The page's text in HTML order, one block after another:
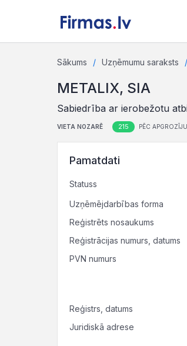
Sākums Uzņēmumu saraksts
METALIX, SIA
Sabiedrība ar ierobežotu
VIETA NOZARĒ 215 PĒC
Pamatdati
Statuss
Uzņēmējdarbības forma
Reģistrēts nosaukums
Reģistrācijas numurs, datums
PVN numurs
Reģistrs, datums
Juridiskā adrese